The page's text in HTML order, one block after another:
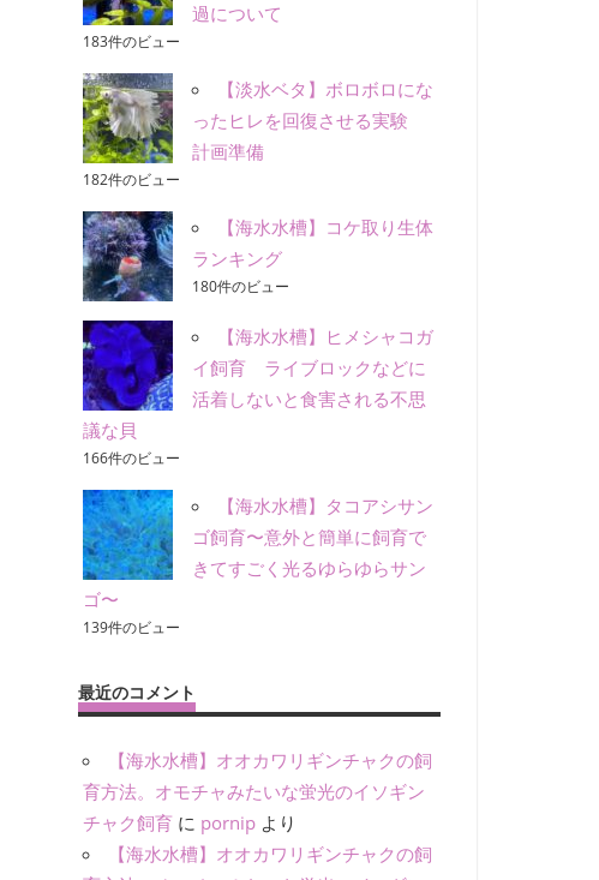
過について
183件のビュー
【淡水ベタ】ボロボロにな
ったヒレを回復させる実験
計画準備
182件のビュー
【海水水槽】コケ取り生体
ランキング
180件のビュー
【海水水槽】ヒメシャコガ
イ飼育 ライブロックなどに
活着しないと食害される不思
議な貝
166件のビュー
【海水水槽】タコアシサン
ゴ飼育〜意外と簡単に飼育で
きてすごく光るゆらゆらサン
ゴ〜
139件のビュー
最近のコメント
【海水水槽】オオカワリギンチャクの飼
育方法。オモチャみたいな蛍光のイソギン
チャク飼育 に pornip より
【海水水槽】オオカワリギンチャクの飼